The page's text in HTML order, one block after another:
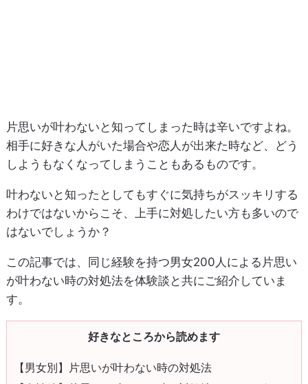
片思いが叶わないと知ってしまった時は辛いですよね。
相手に好きな人がいた場合や恋人が出来た時など、どう
しようもなくなってしまうこともあるものです。
叶わないと知ったとしてもすぐに気持ちがスッキリする
わけではないからこそ、上手に対処したい方も多いので
はないでしょうか？
この記事では、同じ経験を持つ男女200人による片思い
が叶わない時の対処法を体験談と共にご紹介していま
す。
好きなところから読めます
【男女別】片思いが叶わない時の対処法